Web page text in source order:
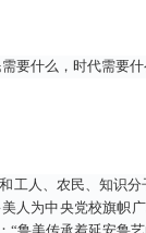
要什么，时代需要
工人、农民、知识
为中央党校旗帜